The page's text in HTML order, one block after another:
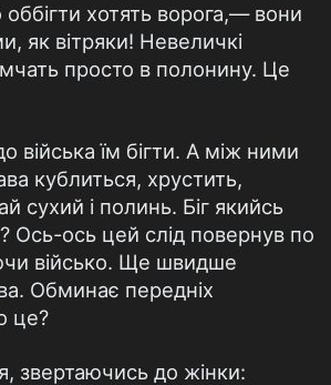
хотять ворога,— вони
як вітряки! Невеличкі
мчать просто в полонину. Це
війська їм бігти. А між ними
кублиться, хрустить,
сухий і полинь. Біг якийсь
Ось-ось цей слід повернув по
військо. Ще швидше
Обминає передніх
це?
звертаючись до жінки: